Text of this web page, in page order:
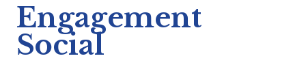
Engagement
Social